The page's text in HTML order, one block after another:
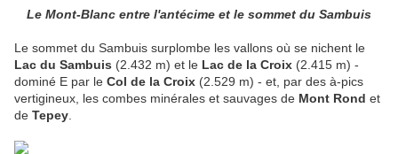
Le Mont-Blanc entre l'antécime et le sommet du Sambuis
Le sommet du Sambuis surplombe les vallons où se nichent le
Lac du Sambuis (2.432 m) et le Lac de la Croix (2.415 m) -
dominé E par le Col de la Croix (2.529 m) - et, par des à-pics
vertigineux, les combes minérales et sauvages de Mont Rond et
de Tepey